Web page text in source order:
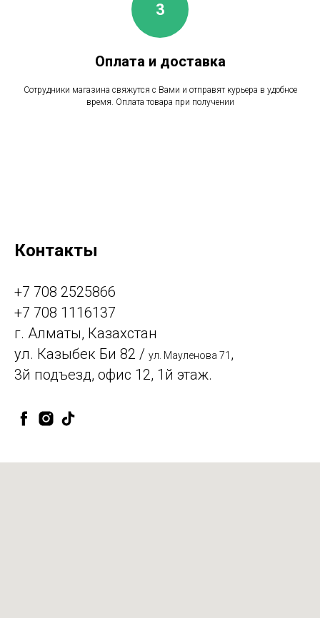
Оплата и доставка
Сотрудники магазина свяжутся с Вами и отправят курьера в удобное
время. Оплата товара при получении
Контакты
+7 708 2525866
+7 708 1116137
г. Алматы, Казахстан
ул. Казыбек Би 82 / ул. Мауленова 71 ,
3й подъезд, офис 12, 1й этаж.